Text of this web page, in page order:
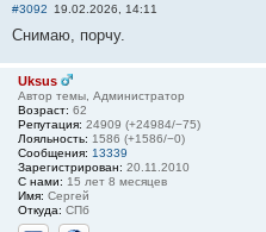
#3092 19.02.2026, 14:11
Снимаю, порчу.
Uksus
Автор темы, Администратор
Возраст: 62
Репутация: 24909 (+24984/−75)
Лояльность: 1586 (+1586/−0)
Сообщения: 13339
Зарегистрирован: 20.11.2010
С нами: 15 лет 8 месяцев
Имя: Сергей
Откуда: СПб